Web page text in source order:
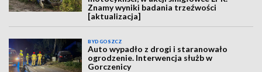
Znamy wyniki badania trzeźwości
[aktualizacja]
BYDGOSZCZ
Auto wypadło z drogi i staranowało
ogrodzenie. Interwencja służb w
Gorczenicy